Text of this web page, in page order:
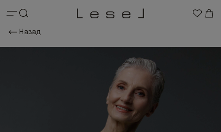
Назад